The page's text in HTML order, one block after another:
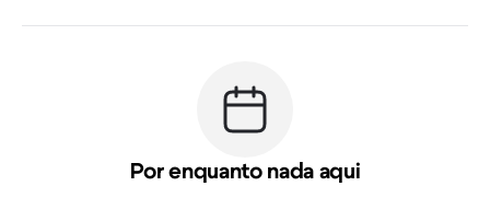
Por enquanto nada aqui